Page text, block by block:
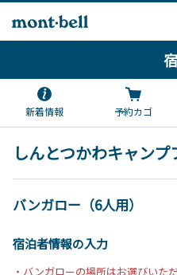
新着情報 予約カゴ
しんとつかわキャンプ
バンガロー（6人用）
宿泊者情報の入力
・バンガローの場所はお選びいた